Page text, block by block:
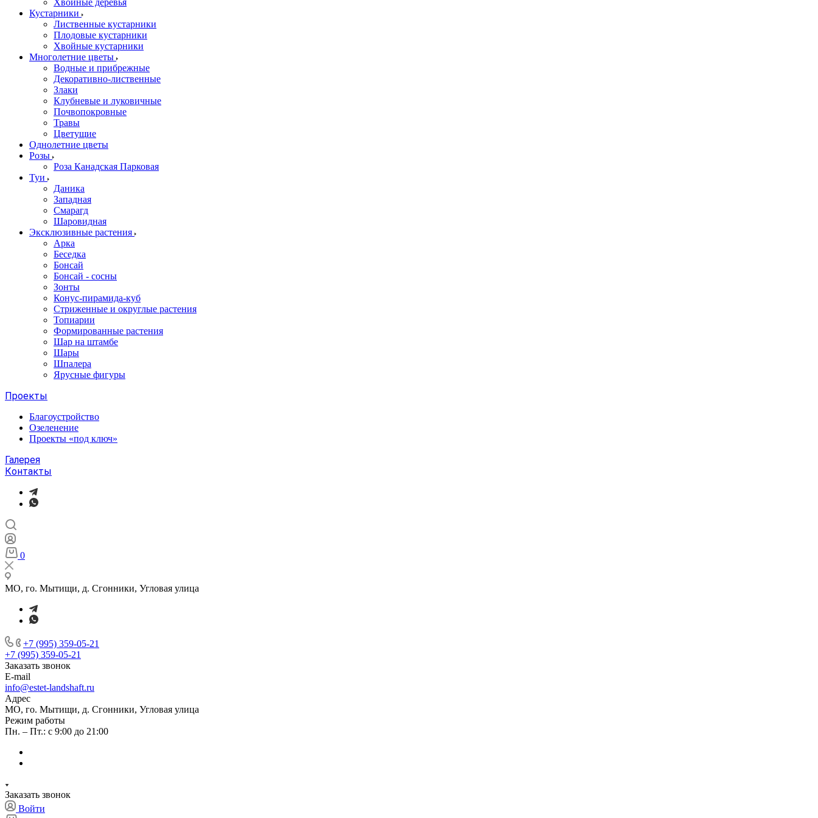
Хвойные деревья
Кустарники
Лиственные кустарники
Плодовые кустарники
Хвойные кустарники
Многолетние цветы
Водные и прибрежные
Декоративно-лиственные
Злаки
Клубневые и луковичные
Почвопокровные
Травы
Цветущие
Однолетние цветы
Розы
Роза Канадская Парковая
Туи
Даника
Западная
Смарагд
Шаровидная
Эксклюзивные растения
Арка
Беседка
Бонсай
Бонсай - сосны
Зонты
Конус-пирамида-куб
Стриженные и округлые растения
Топиарии
Формированные растения
Шар на штамбе
Шары
Шпалера
Ярусные фигуры
Проекты
Благоустройство
Озеленение
Проекты «под ключ»
Галерея
Контакты
0
МО, го. Мытищи, д. Сгонники, Угловая улица
+7 (995) 359-05-21
+7 (995) 359-05-21
Заказать звонок
E-mail
info@estet-landshaft.ru
Адрес
МО, го. Мытищи, д. Сгонники, Угловая улица
Режим работы
Пн. – Пт.: с 9:00 до 21:00
Заказать звонок
Войти